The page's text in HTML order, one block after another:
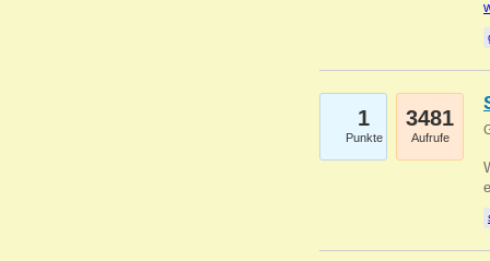
1
Punkte
3481
Aufrufe